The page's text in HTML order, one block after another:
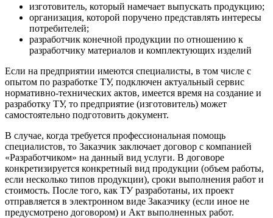
изготовитель, который намечает выпускать продукцию;
организация, которой поручено представлять интересы
потребителей;
разработчик конечной продукции по отношению к
разработчику материалов и комплектующих изделий
Если на предприятии имеются специалисты, в том числе с
опытом по разработке ТУ, подключен актуальный сервис
нормативно-технических актов, имеется время на создание и
разработку ТУ, то предприятие (изготовитель) может
самостоятельно подготовить документ.
В случае, когда требуется профессиональная помощь
специалистов, то Заказчик заключает договор с компанией
«Разработчиком» на данный вид услуги. В договоре
конкретизируется конкретный вид продукции (объем работы,
если несколько типов продукции), сроки выполнения работ и
стоимость. После того, как ТУ разработаны, их проект
отправляется в электронном виде Заказчику (если иное не
предусмотрено договором) и Акт выполненных работ.